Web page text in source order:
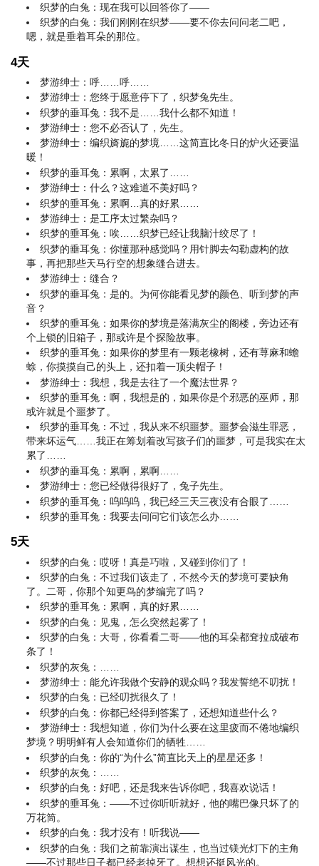
织梦的白兔：现在我可以回答你了——
织梦的白兔：我们刚刚在织梦——要不你去问问老二吧，
嗯，就是垂着耳朵的那位。
4天
梦游绅士：呼……呼……
梦游绅士：您终于愿意停下了，织梦兔先生。
织梦的垂耳兔：我不是……我什么都不知道！
梦游绅士：您不必否认了，先生。
梦游绅士：编织旖旎的梦境……这简直比冬日的炉火还要温
暖！
织梦的垂耳兔：累啊，太累了……
梦游绅士：什么？这难道不美好吗？
织梦的垂耳兔：累啊…真的好累……
梦游绅士：是工序太过繁杂吗？
织梦的垂耳兔：唉……织梦已经让我脑汁绞尽了！
织梦的垂耳兔：你懂那种感觉吗？用针脚去勾勒虚构的故
事，再把那些天马行空的想象缝合进去。
梦游绅士：缝合？
织梦的垂耳兔：是的。为何你能看见梦的颜色、听到梦的声
音？
织梦的垂耳兔：如果你的梦境是落满灰尘的阁楼，旁边还有
个上锁的旧箱子，那或许是个探险故事。
织梦的垂耳兔：如果你的梦里有一颗老橡树，还有荨麻和蟾
蜍，你摸摸自己的头上，还扣着一顶尖帽子！
梦游绅士：我想，我是去往了一个魔法世界？
织梦的垂耳兔：啊，我想是的，如果你是个邪恶的巫师，那
或许就是个噩梦了。
织梦的垂耳兔：不过，我从来不织噩梦。噩梦会滋生罪恶，
带来坏运气……我正在筹划着改写孩子们的噩梦，可是我实在太
累了……
织梦的垂耳兔：累啊，累啊……
梦游绅士：您已经做得很好了，兔子先生。
织梦的垂耳兔：呜呜呜，我已经三天三夜没有合眼了……
织梦的垂耳兔：我要去问问它们该怎么办……
5天
织梦的白兔：哎呀！真是巧啦，又碰到你们了！
织梦的白兔：不过我们该走了，不然今天的梦境可要缺角
了。二哥，你那个知更鸟的梦编完了吗？
织梦的垂耳兔：累啊，真的好累……
织梦的白兔：见鬼，怎么突然起雾了！
织梦的白兔：大哥，你看看二哥——他的耳朵都耷拉成破布
条了！
织梦的灰兔：……
梦游绅士：能允许我做个安静的观众吗？我发誓绝不叨扰！
织梦的白兔：已经叨扰很久了！
织梦的白兔：你都已经得到答案了，还想知道些什么？
梦游绅士：我想知道，你们为什么要在这里疲而不倦地编织
梦境？明明鲜有人会知道你们的牺牲……
织梦的白兔：你的“为什么”简直比天上的星星还多！
织梦的灰兔：……
织梦的白兔：好吧，还是我来告诉你吧，我喜欢说话！
织梦的垂耳兔：——不过你听听就好，他的嘴巴像只坏了的
万花筒。
织梦的白兔：我才没有！听我说——
织梦的白兔：我们之前靠演出谋生，也当过镁光灯下的主角
——不过那些日子都已经老掉牙了。想想还挺风光的。